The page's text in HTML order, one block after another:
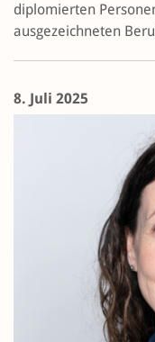
diplomierten
ausgezeichneten
8. Juli 2025